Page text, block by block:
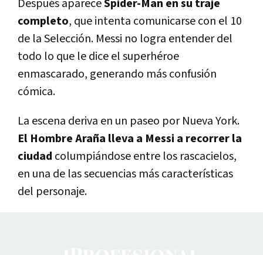
Después apareceSpider-Man en su traje
completo, que intenta comunicarse con el 10
de la Selección. Messi no logra entender del
todo lo que le dice el superhéroe
enmascarado, generando más confusión
cómica.
La escena deriva en un paseo por Nueva York.
El Hombre Araña lleva a Messi a recorrer la
ciudad columpiándose entre los rascacielos,
en una de las secuencias más características
del personaje.